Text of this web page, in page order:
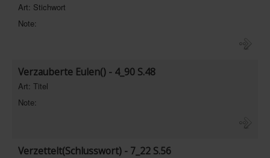
Art: Stichwort
Note:
Verzauberte Eulen() - 4_90 S.48
Art: Titel
Note:
Verzettelt(Schlusswort) - 7_22 S.56